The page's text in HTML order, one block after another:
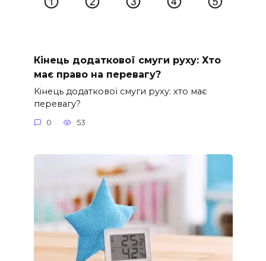
Кінець додаткової смуги руху: Хто
має право на перевагу?
Кінець додаткової смуги руху: хто має
перевагу?
0 53